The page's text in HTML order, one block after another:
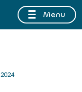
2026 INCLUSMenu